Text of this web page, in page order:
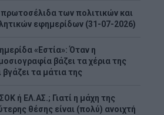
των πολιτικών και
εφημερίδων (31-07-2026)
«Εστία»: Όταν η
βάζει τα χέρια της
βγάζει τα μάτια της
ή ΕΛ.ΑΣ.; Γιατί η μάχη της
θέσης είναι (πολύ) ανοιχτή